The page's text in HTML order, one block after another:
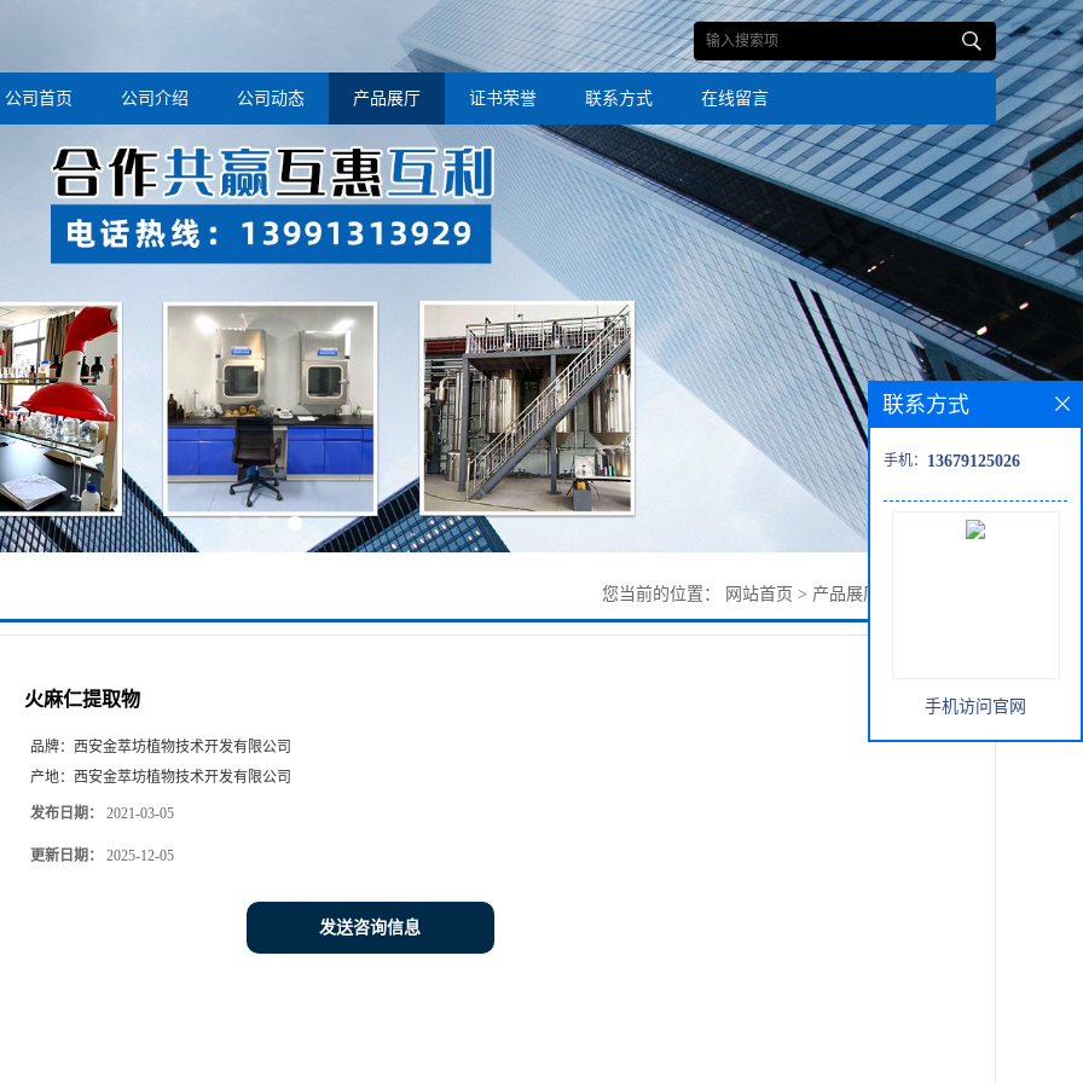
公司首页 公司介绍 公司动态 产品展厅 证书荣誉 联系方式 在线留言
您当前的位置： 网站首页 > 产品展厅
火麻仁提取物
品牌： 西安金萃坊植物技术开发有限公司
产地： 西安金萃坊植物技术开发有限公司
发布日期： 2021-03-05
更新日期： 2025-12-05
发送咨询信息
联系方式
手机： 13679125026
手机访问官网